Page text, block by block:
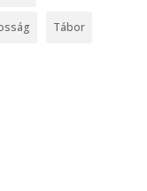
Tábor